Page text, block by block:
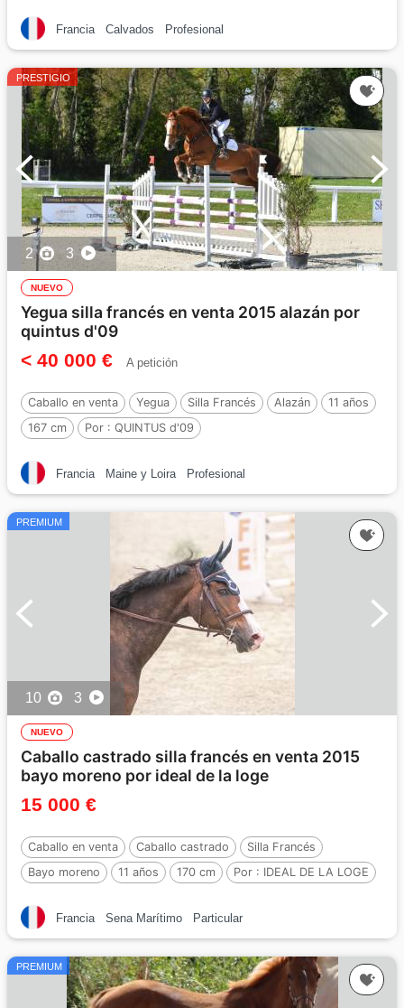
Francia Calvados Profesional
PRESTIGIO
2 3
NUEVO
Yegua silla francés en venta 2015 alazán por
quintus d'09
< 40 000 € A petición
Caballo en venta Yegua Silla Francés Alazán
11 años
167 cm
Por : QUINTUS d'09
Francia Maine y Loira Profesional
PREMIUM
10 3
NUEVO
Caballo castrado silla francés en venta 2015
bayo moreno por ideal de la loge
15 000 €
Caballo en venta Caballo castrado
Silla Francés
Bayo moreno
11 años 170 cm Por : IDEAL DE LA LOGE
Francia Sena Marítimo Particular
PREMIUM